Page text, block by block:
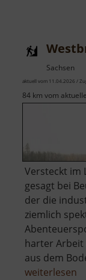
Sachsen
aktuell vom 11.04.2026 /
84 km vom
Versteckt im
gesagt bei
der die
ziemlich
harter Arbeit
aus dem
weiterlesen